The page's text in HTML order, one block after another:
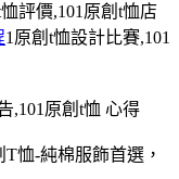
評價,101原創t恤店
1原創t恤設計比賽,101
,101原創t恤 心得
恤-純棉服飾首選，